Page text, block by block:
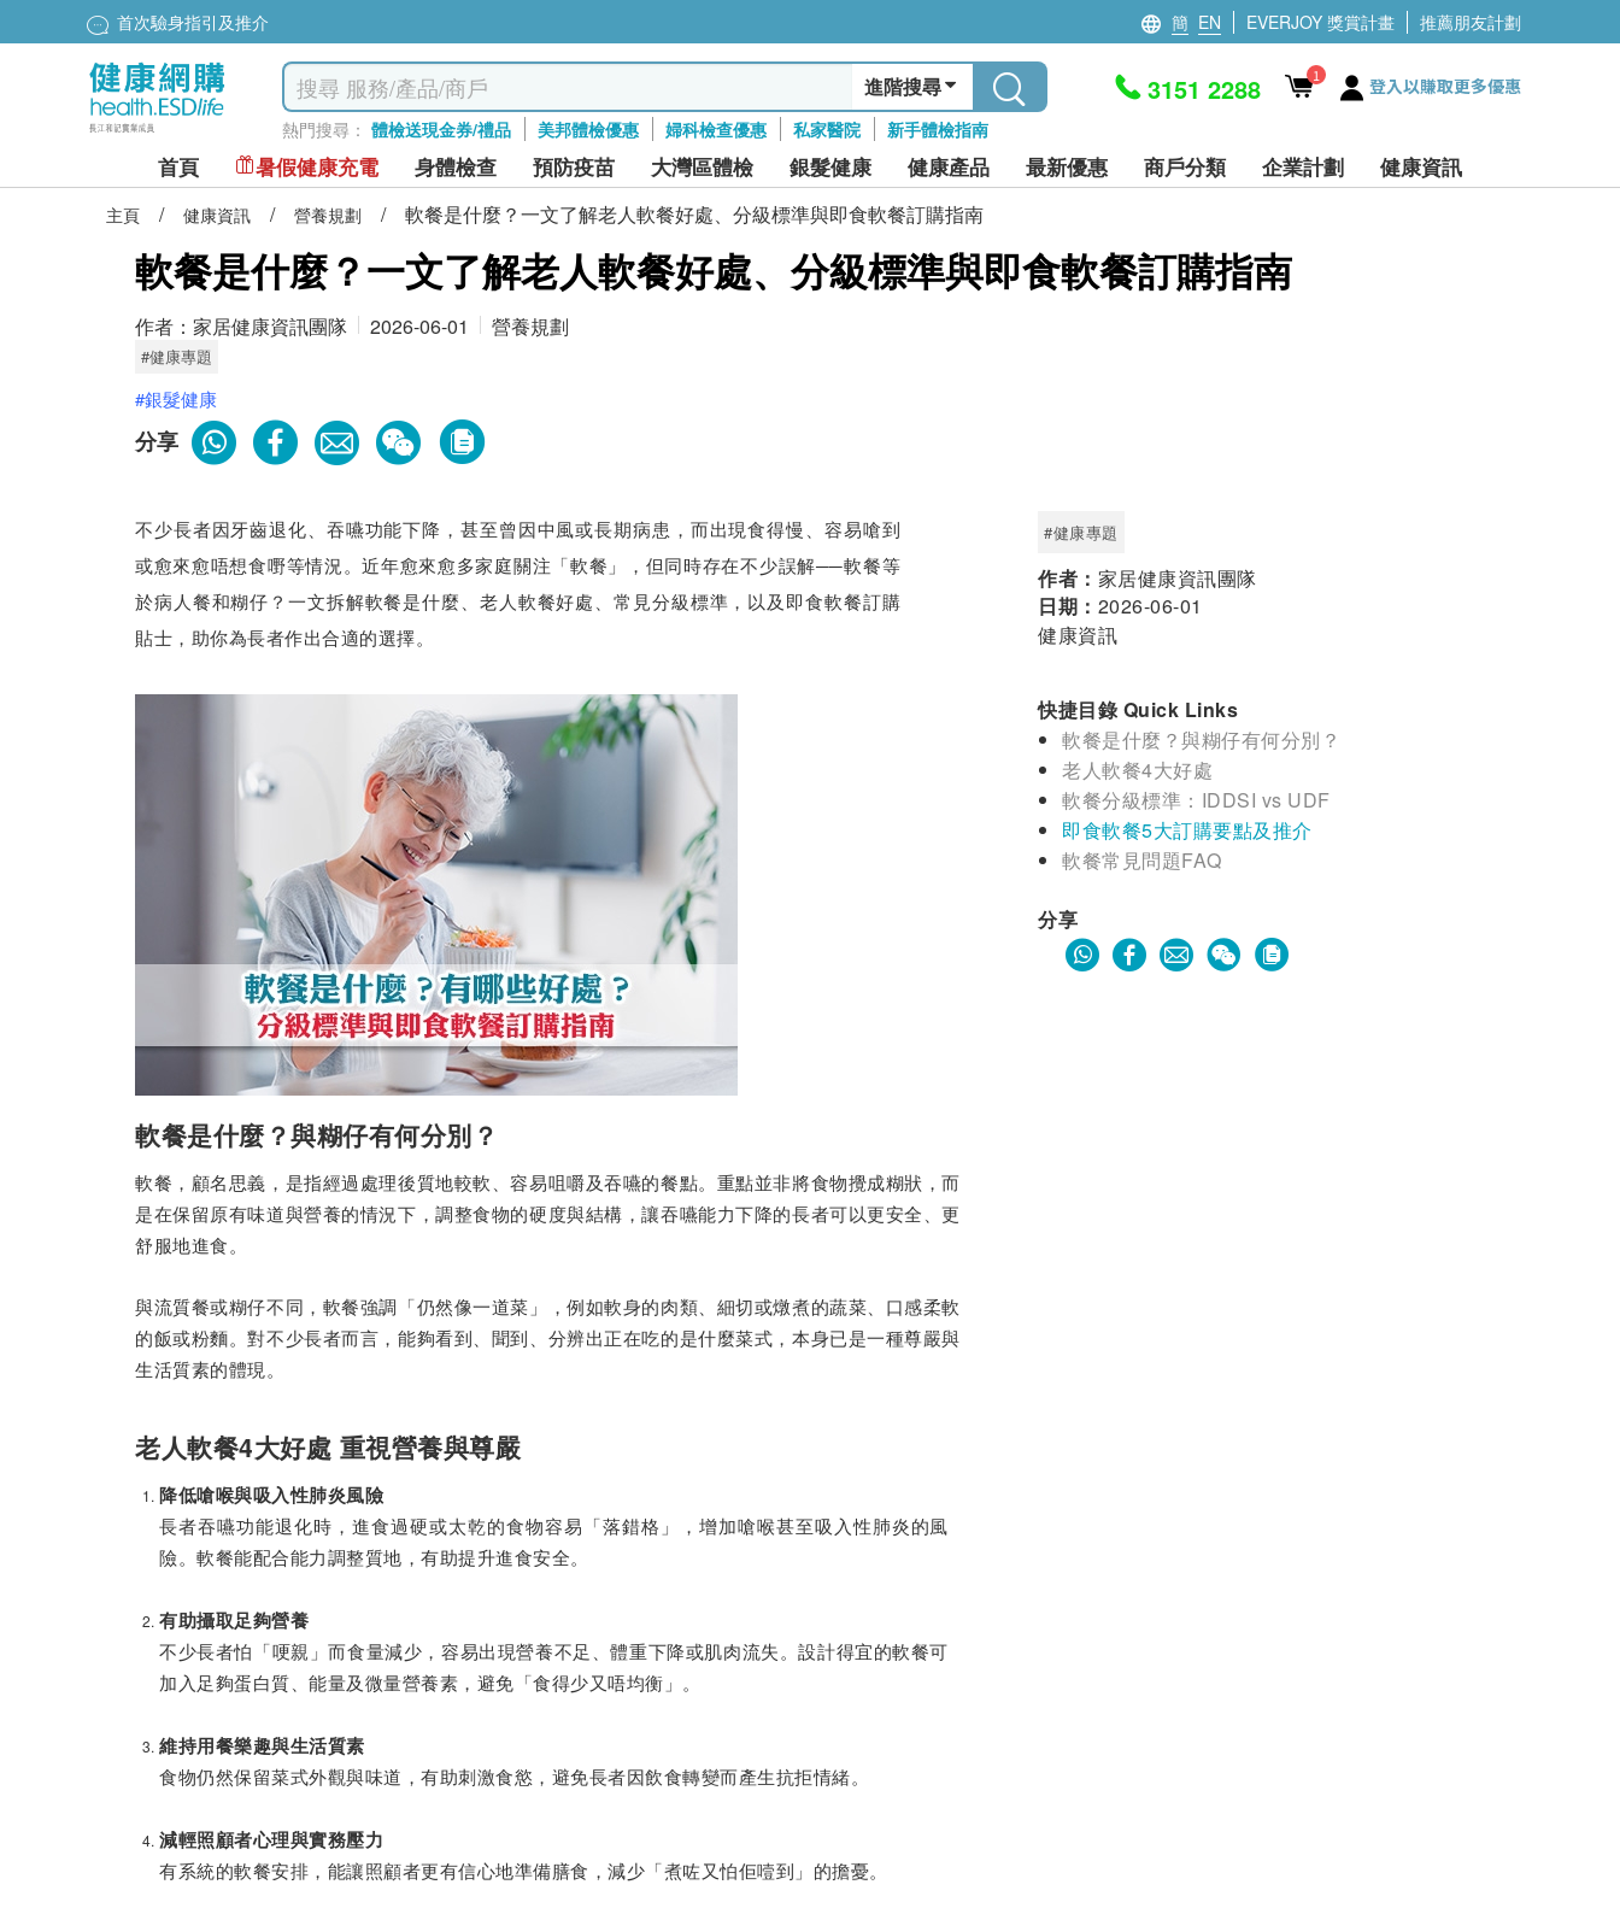
首次驗身指引及推介 簡 EN EVERJOY 獎賞計畫 推薦朋友計劃
進階搜尋
熱門搜尋： 體檢送現金券/禮品 美邦體檢優惠 婦科檢查優惠 私家醫院 新手體檢指南
3151 2288 1 登入以賺取更多優惠
首頁 暑假健康充電 身體檢查 預防疫苗 大灣區體檢 銀髮健康 健康產品 最新優惠 商戶分類 企業計劃 健康資訊
主頁 / 健康資訊 / 營養規劃 / 軟餐是什麼？一文了解老人軟餐好處、分級標準與即食軟餐訂購指南
軟餐是什麼？一文了解老人軟餐好處、分級標準與即食軟餐訂購指南
作者： 家居健康資訊團隊 2026-06-01 營養規劃
#健康專題
#銀髮健康
分享
不少長者因牙齒退化、吞嚥功能下降，甚至曾因中風或長期病患，而出現食得慢、容易嗆到
或愈來愈唔想食嘢等情況。近年愈來愈多家庭關注「軟餐」，但同時存在不少誤解──軟餐等
於病人餐和糊仔？一文拆解軟餐是什麼、老人軟餐好處、常見分級標準，以及即食軟餐訂購
貼士，助你為長者作出合適的選擇。
#健康專題
作者： 家居健康資訊團隊
日期： 2026-06-01
健康資訊
快捷目錄 Quick Links
軟餐是什麼？與糊仔有何分別？
老人軟餐4大好處
軟餐分級標準：IDDSI vs UDF
即食軟餐5大訂購要點及推介
軟餐常見問題FAQ
分享
軟餐是什麼？與糊仔有何分別？
軟餐，顧名思義，是指經過處理後質地較軟、容易咀嚼及吞嚥的餐點。重點並非將食物攪成糊狀，而
是在保留原有味道與營養的情況下，調整食物的硬度與結構，讓吞嚥能力下降的長者可以更安全、更
舒服地進食。
與流質餐或糊仔不同，軟餐強調「仍然像一道菜」，例如軟身的肉類、細切或燉煮的蔬菜、口感柔軟
的飯或粉麵。對不少長者而言，能夠看到、聞到、分辨出正在吃的是什麼菜式，本身已是一種尊嚴與
生活質素的體現。
老人軟餐4大好處 重視營養與尊嚴
降低嗆喉與吸入性肺炎風險
長者吞嚥功能退化時，進食過硬或太乾的食物容易「落錯格」，增加嗆喉甚至吸入性肺炎的風
險。軟餐能配合能力調整質地，有助提升進食安全。
有助攝取足夠營養
不少長者怕「哽親」而食量減少，容易出現營養不足、體重下降或肌肉流失。設計得宜的軟餐可
加入足夠蛋白質、能量及微量營養素，避免「食得少又唔均衡」。
維持用餐樂趣與生活質素
食物仍然保留菜式外觀與味道，有助刺激食慾，避免長者因飲食轉變而產生抗拒情緒。
減輕照顧者心理與實務壓力
有系統的軟餐安排，能讓照顧者更有信心地準備膳食，減少「煮咗又怕佢噎到」的擔憂。